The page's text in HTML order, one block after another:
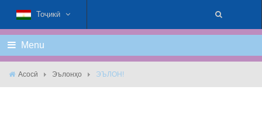
Тоҷикӣ
Menu
Асосӣ Эълонҳо ЭЪЛОН!